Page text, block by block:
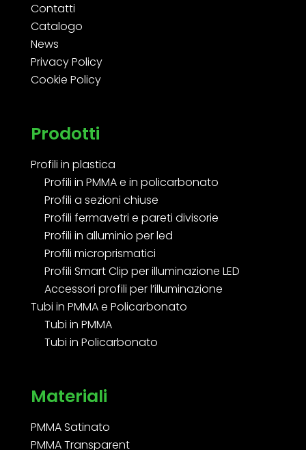
Contatti
Catalogo
News
Privacy Policy
Cookie Policy
Prodotti
Profili in plastica
Profili in PMMA e in policarbonato
Profili a sezioni chiuse
Profili fermavetri e pareti divisorie
Profili in alluminio per led
Profili microprismatici
Profili Smart Clip per illuminazione LED
Accessori profili per l’illuminazione
Tubi in PMMA e Policarbonato
Tubi in PMMA
Tubi in Policarbonato
Materiali
PMMA Satinato
PMMA Transparent